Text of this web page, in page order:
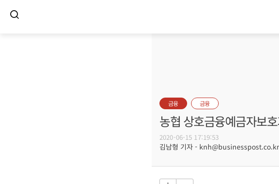
금융 금융
농협 상호금융예금자보
2020-06-15 17:19:53
김남형 기자 - knh@businesspost.co.kr